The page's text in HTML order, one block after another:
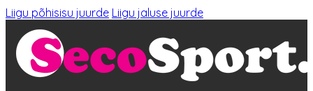
Liigu põhisisu juurde Liigu jaluse juurde